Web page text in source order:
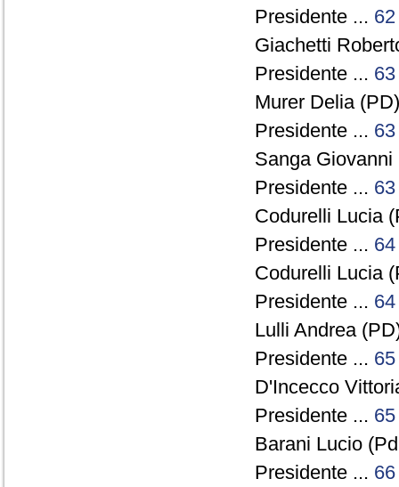
Presidente ... 62
Giachetti
Presidente ... 63
Murer Delia
Presidente ... 63
Sanga
Presidente ... 63
Codurelli Lucia
Presidente ... 64
Codurelli Lucia
Presidente ... 64
Lulli Andrea
Presidente ... 65
D'Incecco
Presidente ... 65
Barani Lucio
Presidente ... 66